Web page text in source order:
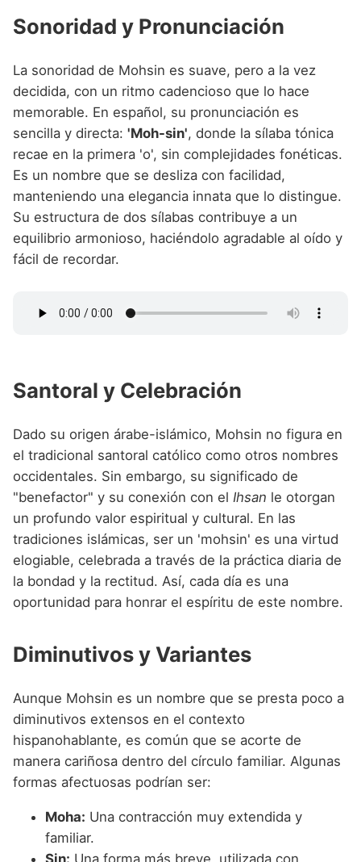
Sonoridad y Pronunciación
La sonoridad de Mohsin es suave, pero a la vez
decidida, con un ritmo cadencioso que lo hace
memorable. En español, su pronunciación es
sencilla y directa: 'Moh-sin', donde la sílaba tónica
recae en la primera 'o', sin complejidades fonéticas.
Es un nombre que se desliza con facilidad,
manteniendo una elegancia innata que lo distingue.
Su estructura de dos sílabas contribuye a un
equilibrio armonioso, haciéndolo agradable al oído y
fácil de recordar.
Santoral y Celebración
Dado su origen árabe-islámico, Mohsin no figura en
el tradicional santoral católico como otros nombres
occidentales. Sin embargo, su significado de
"benefactor" y su conexión con el Ihsan le otorgan
un profundo valor espiritual y cultural. En las
tradiciones islámicas, ser un 'mohsin' es una virtud
elogiable, celebrada a través de la práctica diaria de
la bondad y la rectitud. Así, cada día es una
oportunidad para honrar el espíritu de este nombre.
Diminutivos y Variantes
Aunque Mohsin es un nombre que se presta poco a
diminutivos extensos en el contexto
hispanohablante, es común que se acorte de
manera cariñosa dentro del círculo familiar. Algunas
formas afectuosas podrían ser:
Moha: Una contracción muy extendida y
familiar.